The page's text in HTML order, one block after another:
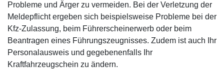
Probleme und Ärger zu vermeiden. Bei der Verletzung der
Meldepflicht ergeben sich beispielsweise Probleme bei der
Kfz-Zulassung, beim Führerscheinerwerb oder beim
Beantragen eines Führungszeugnisses. Zudem ist auch Ihr
Personalausweis und gegebenenfalls Ihr
Kraftfahrzeugschein zu ändern.